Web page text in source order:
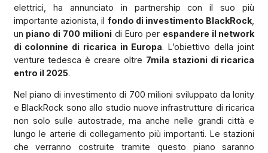
elettrici, ha annunciato in partnership con il suo più
importante azionista, il fondo di investimento BlackRock
un piano di 700 milioni di Euro per espandere il network
di colonnine di ricarica in Europa. L’obiettivo della joint
venture tedesca è creare oltre 7mila stazioni di ricarica
entro il 2025.
Nel piano di investimento di 700 milioni sviluppato da Ionity
e BlackRock sono allo studio nuove infrastrutture di ricarica
non solo sulle autostrade, ma anche nelle grandi città e
lungo le arterie di collegamento più importanti. Le stazioni
che verranno costruite tramite questo piano saranno